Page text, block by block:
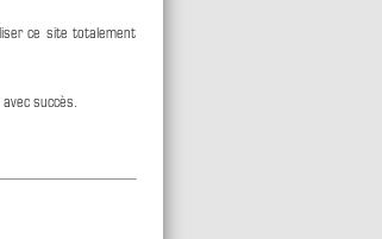
ce site totalement
succès.